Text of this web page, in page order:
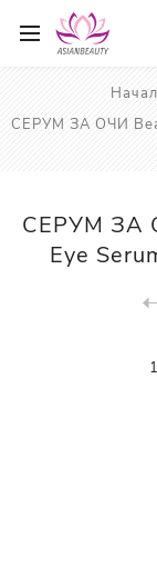
СЕРУМ ЗА ОЧИ
СЕРУМ ЗА
Eye